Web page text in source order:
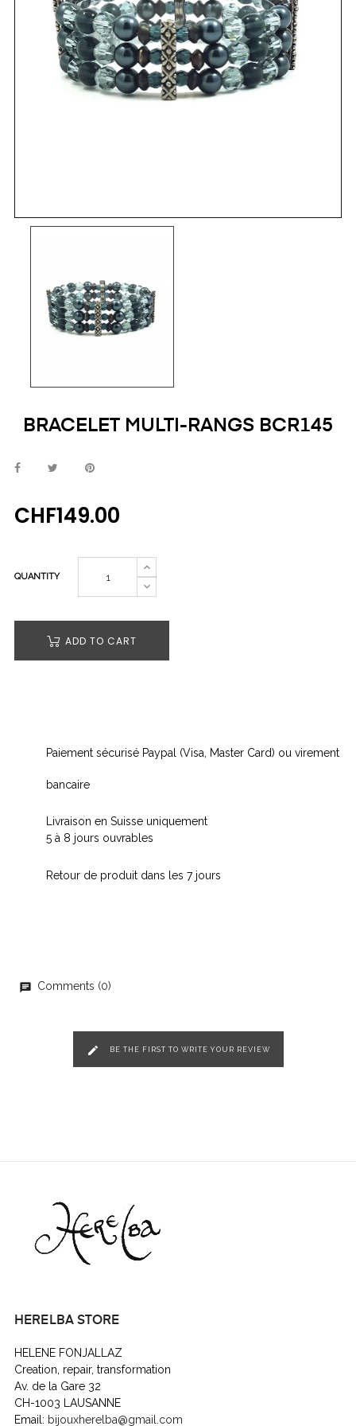
BRACELET MULTI-RANGS BCR145
CHF149.00
QUANTITY
ADD TO CART
Paiement sécurisé Paypal (Visa, Master Card) ou virement
bancaire
Livraison en Suisse uniquement
5 à 8 jours ouvrables
Retour de produit dans les 7 jours
chat Comments (0)
edit BE THE FIRST TO WRITE YOUR REVIEW
HERELBA STORE
HELENE FONJALLAZ
Creation, repair, transformation
Av. de la Gare 32
CH-1003 LAUSANNE
Email: bijouxherelba@gmail.com